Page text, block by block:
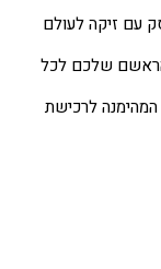
עם זיקה לעולם
שלכם לכל
לרכישת